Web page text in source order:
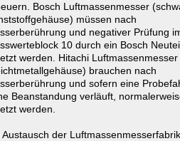
Bosch Luftmassenmesser
müssen nach
und negativer Prüfung
10 durch ein Bosch
werden. Hitachi Luftmassenmesser
brauchen nach
und sofern eine
Beanstandung verläuft,
werden.
Austausch der